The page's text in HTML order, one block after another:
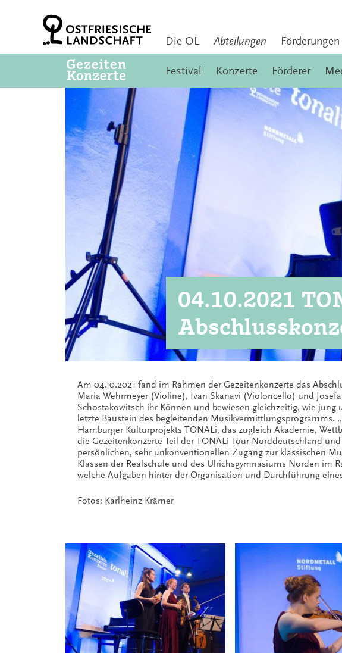
Die OL Abteilungen Förderungen
Festival Konzerte Förderer
04.10.2021
Am 04.10.2021 fand im Rahmen der Gezeitenkonzerte das
Maria Wehrmeyer (Violine), Ivan Skanavi (Violoncello) und
Schostakowitsch ihr Können und bewiesen gleichzeitig, wie
letzte Baustein des begleitenden Musikvermittlungsprogramms.
Hamburger Kulturprojekts TONALi, das zugleich Akademie,
die Gezeitenkonzerte Teil der TONALi Tour Norddeutschland
persönlichen, sehr unkonventionellen Zugang zur klassischen
Klassen der Realschule und des Ulrichsgymnasiums Norden im
welche Aufgaben hinter der Organisation und Durchführung
Fotos: Karlheinz Krämer